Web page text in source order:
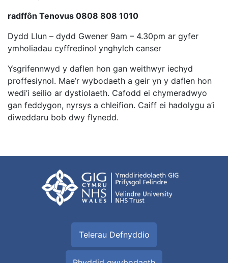
radffôn Tenovus 0808 808 1010
Dydd Llun – dydd Gwener 9am – 4.30pm ar gyfer
ymholiadau cyffredinol ynghylch canser
Ysgrifennwyd y daflen hon gan weithwyr iechyd
proffesiynol. Mae’r wybodaeth a geir yn y daflen hon
wedi’i seilio ar dystiolaeth. Cafodd ei chymeradwyo
gan feddygon, nyrsys a chleifion. Caiff ei hadolygu a’i
diweddaru bob dwy flynedd.
Telerau Defnyddio